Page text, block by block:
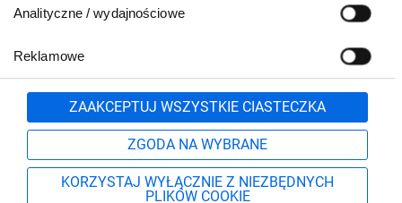
Analityczne / wydajnościowe
Reklamowe
ZAAKCEPTUJ WSZYSTKIE CIASTECZKA
ZGODA NA WYBRANE
KORZYSTAJ WYŁĄCZNIE Z NIEZBĘDNYCH
PLIKÓW COOKIE
801 500 700 lub
71 37 61 600
Formularz kontaktowy